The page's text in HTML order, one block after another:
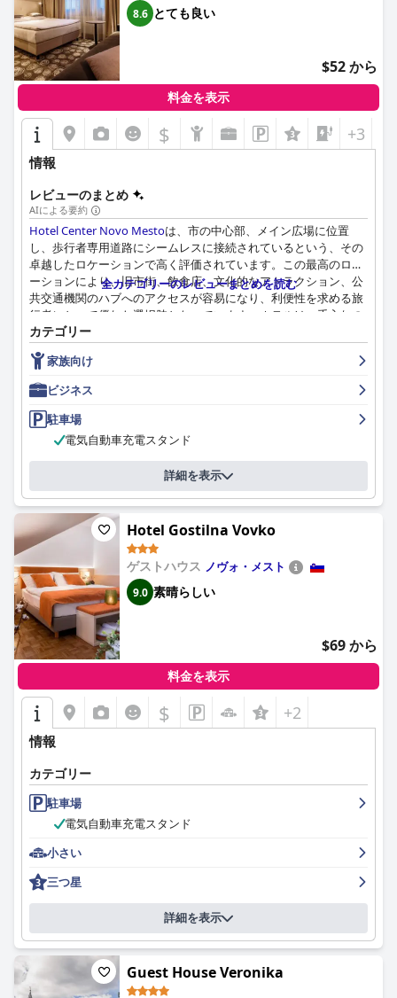
ホテルオパラの客室は、モダンで広々としており、清潔さと快適
さを重視しています。ゲストは清潔さ、革新的なバスルーム、快
適なベッド、そして全体的に快適な雰囲気を高く評価していま
す。奇妙な臭い、照明の問題、ドアの改修の必要性など、いくつ
かの小さな批判点もありますが、客室は概ね期待に応え、多くの
場合それを上回り、快適な滞在を求める旅行者に適しています。
ホテル全体の清潔さは、概ね好意的に見られており、高い衛生基
準と非の打ち所がない状態が頻繁に言及されています。ホテルの
清潔でモダンな設備は、客室から共用エリアまで行き渡る清潔感
に貢献しています。一部のゲストは時折矛盾点を指摘しました
が、支配的な認識は、手入れの行き届いた環境であるというもの
です。
ホテルオパラのスタッフは、そのフレンドリーさ、プロ意識、そ
して親切さで一貫して賞賛されています。サービスはタイムリー
で効果的であると強調されており、特にバーテンダーのフレンド
リーな態度が高く評価されています。スタッフの気配りと丁寧な
対応は、ゲストエクスペリエンスを大幅に向上させ、ホテルにと
って不可欠な資産となっています。フロントでの孤立した問題に
もかかわらず、全体的なコンセンサスは、スタッフが高いレベル
す。
8.6 とても良い
$52 から
料金を表示
$ +3
情報
レビューのまとめ
AIによる要約
Hotel Center Novo Mestoは、市の中心部、メイン広場に位置
し、歩行者専用道路にシームレスに接続されているという、その
卓越したロケーションで高く評価されています。この最高のロケ
ーションにより、旧市街、飲食店、文化的なアトラクション、公
共交通機関のハブへのアクセスが容易になり、利便性を求める旅
行者にとって優れた選択肢となっています。ホテルは、手入れの
行き届いた施設と清潔なスペースを備えた、静かでモダンな環境
を提供しています。さらに、事前に予約可能な駐車場があること
は、車で旅行する人にとって魅力を高めています。
Hotel Center Novo Mesto
での朝食は、一貫して高く評価されて
おり、多様で豊富、そして高品質であると見なされています。ビ
ュッフェスタイルの朝食は、多様な味覚や食事の好みに対応して
おり、焼きたてのクロワッサンや温かい料理と冷たい料理の組み
合わせなど、ビーガンオプションもよく注目されています。フレ
ンドリーで礼儀正しい朝食スタッフは、ポジティブな食事体験を
さらに高めます。
客室は、清潔さ、モダンな内装、快適なベッドで知られていま
す。ただし、一般的に小さめであると説明されており、一部のゲ
ストにとっては懸念事項となる可能性があります。コンパクトな
サイズにもかかわらず、客室は機能的で居心地が良く、快適な滞
在を保証する標準的なアメニティが備わっています。清潔さは際
立った特徴であり、ホテルは優れた清掃基準と衛生的な環境を備
えていると頻繁に説明されています。
Hotel Center Novo Mestoのスタッフは、その親切さ、親切さ、
サービスへの献身で一貫して賞賛されています。特に受付係は、
その丁寧で礼儀正しい態度で賞賛されています。チームによって
作り出される全体的にポジティブで活気に満ちた雰囲気は、ゲス
トエクスペリエンスを大幅に向上させ、ホテルにサービスの高い
評価を確保しています。
駐車場は有料で利用できますが、スペースが限られている場合が
あり、駐車場を見つけるのが難しい場合があります。ゲストは近
くの無料の夜間駐車場を見つけたり、利便性のために1日の料金
を支払うことができます。ベッドは一般的に快適さのために好評
であり、ぐっすり眠るのに役立ちます。
全体として、
は旅行者にとって優れた
選択肢であり、モダンなアメニティ、清潔さ、快適さ、そして比
類のないロケーションを兼ね備えています。部屋のサイズと駐車
料金は小さな欠点かもしれませんが、スタッフのサービスや並外
れた朝食などの肯定的な側面は、短期の立ち寄りや長期の滞在の
両方にとって強くお勧めの滞在となります。
全カテゴリーのレビューまとめを読む
カテゴリー
家族向け
ビジネス
駐車場
電気自動車充電スタンド
詳細を表示
Hotel Gostilna Vovko
ゲストハウス ノヴォ・メスト
9.0 素晴らしい
$69 から
料金を表示
$ +2
情報
カテゴリー
駐車場
電気自動車充電スタンド
小さい
三つ星
詳細を表示
Guest House Veronika